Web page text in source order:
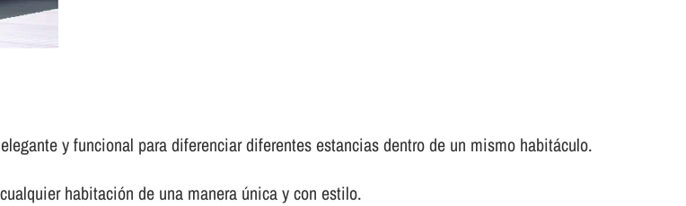
y funcional para diferenciar diferentes estancias dentro de un mismo habitáculo.
habitación de una manera única y con estilo.